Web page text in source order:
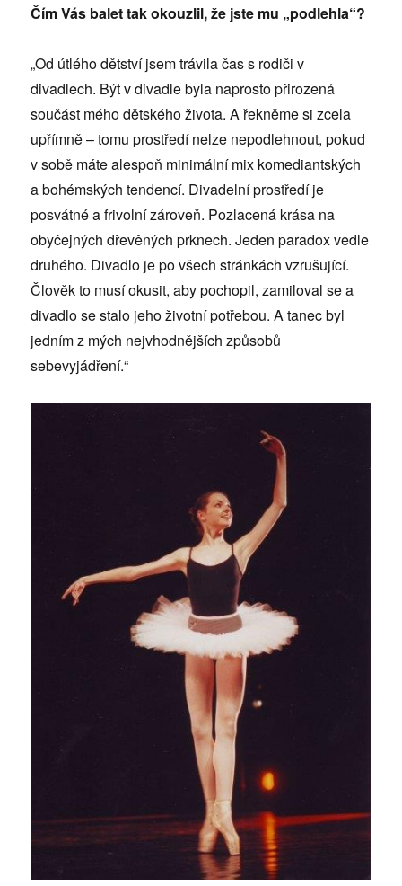
Čím Vás balet tak okouzlil, že jste mu „podlehla“?
„Od útlého dětství jsem trávila čas s rodiči v
divadlech. Být v divadle byla naprosto přirozená
součást mého dětského života. A řekněme si zcela
upřímně – tomu prostředí nelze nepodlehnout, pokud
v sobě máte alespoň minimální mix komediantských
a bohémských tendencí. Divadelní prostředí je
posvátné a frivolní zároveň. Pozlacená krása na
obyčejných dřevěných prknech. Jeden paradox vedle
druhého. Divadlo je po všech stránkách vzrušující.
Člověk to musí okusit, aby pochopil, zamiloval se a
divadlo se stalo jeho životní potřebou. A tanec byl
jedním z mých nejvhodnějších způsobů
sebevyjádření.“